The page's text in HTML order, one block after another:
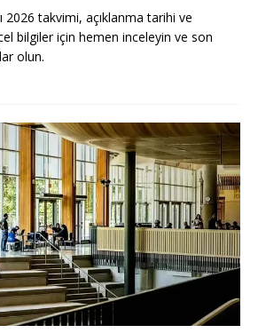
2026 takvimi, açıklanma tarihi ve
bilgiler için hemen inceleyin ve son
olun.